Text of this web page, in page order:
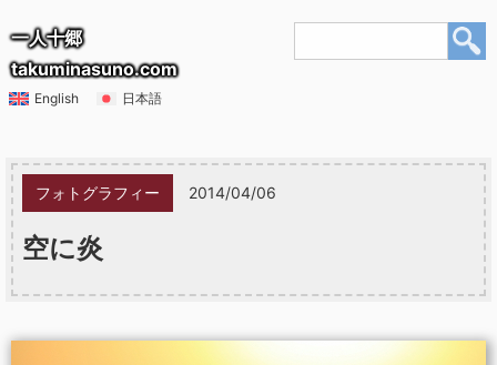
一人十郷
takuminasuno.com
English 日本語
フォトグラフィー 2014/04/06
空に炎